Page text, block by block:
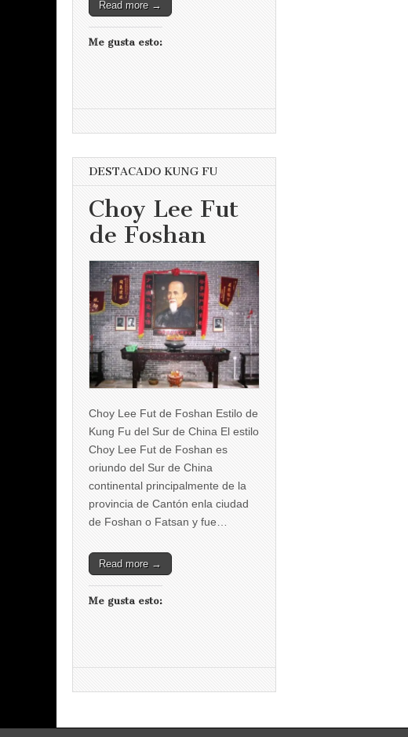
Read more →
Me gusta esto:
DESTACADO KUNG FU
Choy Lee Fut
de Foshan
Choy Lee Fut de Foshan Estilo de
Kung Fu del Sur de China El estilo
Choy Lee Fut de Foshan es
oriundo del Sur de China
continental principalmente de la
provincia de Cantón enla ciudad
de Foshan o Fatsan y fue…
Read more →
Me gusta esto: